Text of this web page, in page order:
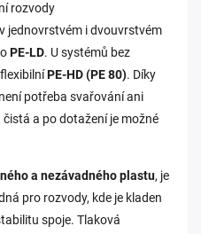
rozvody
jednovrstvém i dvouvrstvém
PE‑LD. U systémů bez
PE‑HD (PE 80). Díky
potřeba svařování ani
a po dotažení je možné
a nezávadného plastu, je
pro rozvody, kde je kladen
spoje. Tlaková